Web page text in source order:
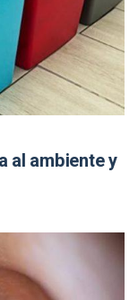
al ambiente y